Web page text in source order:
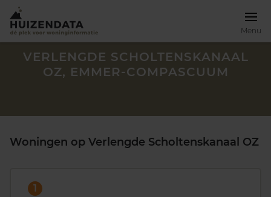
Menu
VERLENGDE SCHOLTENSKANAAL
OZ, EMMER-COMPASCUUM
Woningen op Verlengde Scholtenskanaal OZ
1